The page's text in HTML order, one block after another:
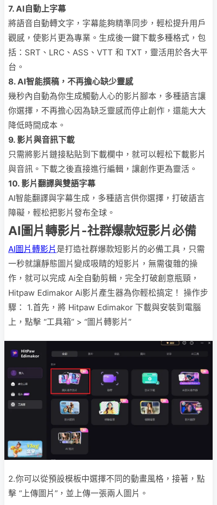
7. AI自動上字幕
將語音自動轉文字，字幕能夠精準同步，輕松提升用戶
觀感，使影片更為專業。生成後一鍵下載多種格式，包
括：SRT、LRC、ASS、VTT 和 TXT，靈活用於各大平
台。
8. AI智能撰稿，不再擔心缺少靈感
幾秒內自動為你生成觸動人心的影片腳本，多種語言讓
你選擇，不再擔心因為缺乏靈感而停止創作，還能大大
降低時間成本。
9. 影片與音訊下載
只需將影片鏈接粘貼到下載欄中，就可以輕松下載影片
與音訊。下載之後直接進行編輯，讓創作更為靈活。
10. 影片翻譯與雙語字幕
AI智能翻譯與字幕生成，多種語言供你選擇，打破語言
障礙，輕松把影片發布全球。
AI圖片轉影片-社群爆款短影片必備
AI圖片轉影片 是打造社群爆款短影片的必備工具，只需
一秒就讓靜態圖片變成吸睛的短影片，無需復雜的操
作，就可以完成 Ai全自動剪輯，完全打破創意瓶頸，
Hitpaw Edimakor Ai影片產生器為你輕松搞定！ 操作步
驟： 1.首先，將 Hitpaw Edimakor 下載與安裝到電腦
上，點擊 “工具箱” > “圖片轉影片”
2.你可以從預設模板中選擇不同的動畫風格，接著，點
擊 “上傳圖片”，並上傳一張兩人圖片。